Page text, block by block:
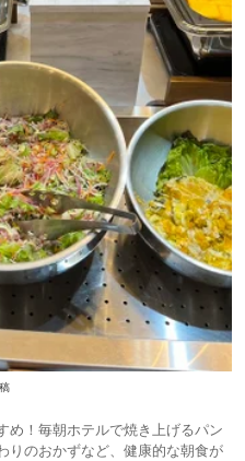
め！毎朝ホテルで焼き上げるパン
りのおかずなど、健康的な朝食が